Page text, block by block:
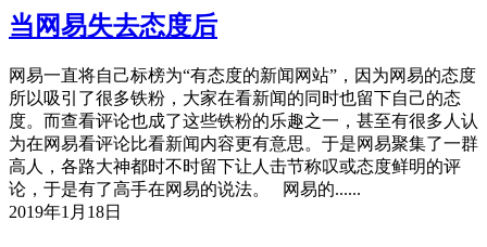
当网易失去态度后
网易一直将自己标榜为“有态度的新闻网站”，因为网易的态度
所以吸引了很多铁粉，大家在看新闻的同时也留下自己的态
度。而查看评论也成了这些铁粉的乐趣之一，甚至有很多人认
为在网易看评论比看新闻内容更有意思。于是网易聚集了一群
高人，各路大神都时不时留下让人击节称叹或态度鲜明的评
论，于是有了高手在网易的说法。 网易的......
2019年1月18日